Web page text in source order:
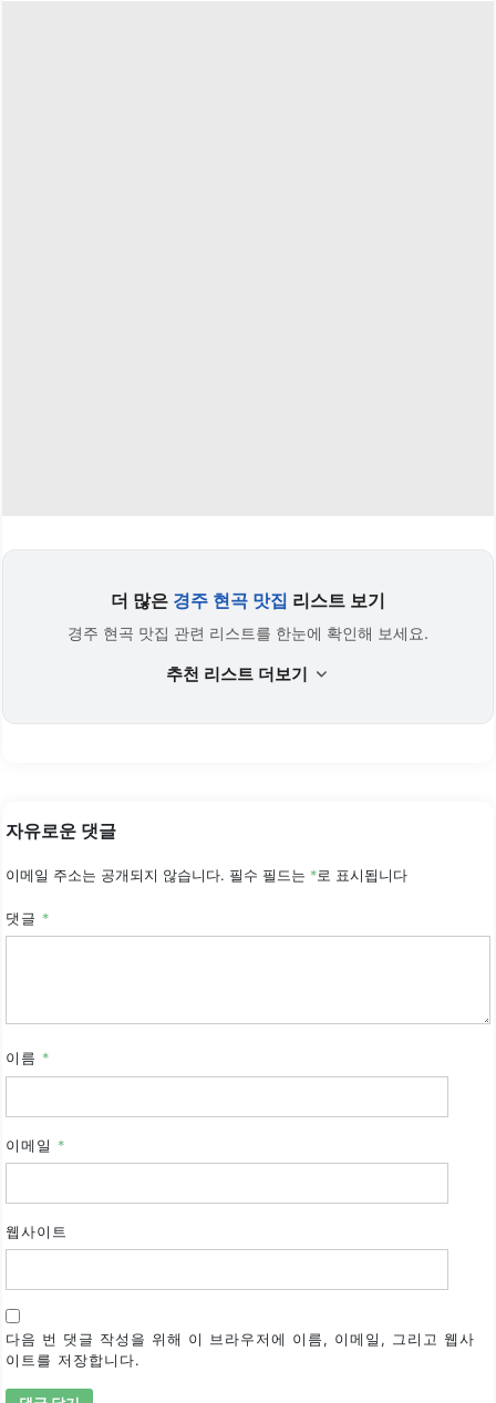
더 많은 경주 현곡 맛집 리스트 보기
경주 현곡 맛집 관련 리스트를 한눈에 확인해 보세요.
추천 리스트 더보기
자유로운 댓글
이메일 주소는 공개되지 않습니다. 필수 필드는 *로 표시됩니다
댓글 *
이름 *
이메일 *
웹사이트
다음 번 댓글 작성을 위해 이 브라우저에 이름, 이메일, 그리고 웹사
이트를 저장합니다.